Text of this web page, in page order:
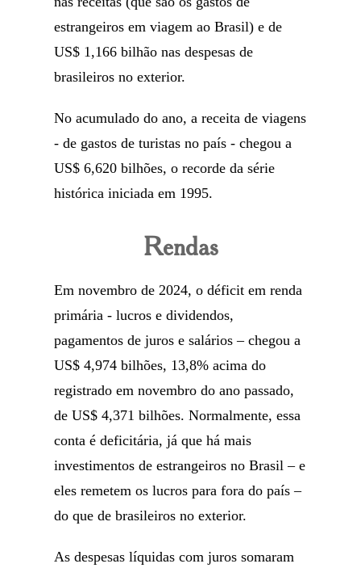
estrangeiros em viagem ao Brasil) e de
US$ 1,166 bilhão nas despesas de
brasileiros no exterior.
No acumulado do ano, a receita de viagens
- de gastos de turistas no país - chegou a
US$ 6,620 bilhões, o recorde da série
histórica iniciada em 1995.
Rendas
Em novembro de 2024, o déficit em renda
primária - lucros e dividendos,
pagamentos de juros e salários – chegou a
US$ 4,974 bilhões, 13,8% acima do
registrado em novembro do ano passado,
de US$ 4,371 bilhões. Normalmente, essa
conta é deficitária, já que há mais
investimentos de estrangeiros no Brasil – e
eles remetem os lucros para fora do país –
do que de brasileiros no exterior.
As despesas líquidas com juros somaram